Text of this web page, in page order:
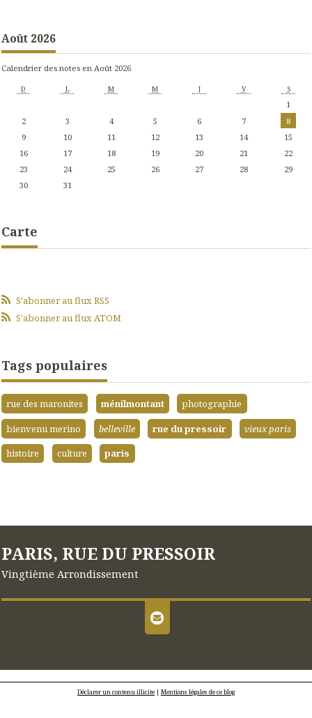
Août 2026
Calendrier des notes en Août 2026
D L M M J V S
1
2
3 4 5 6 7
8
9
10 11 12 13 14
15
16
17 18 19 20 21
22
23
24 25 26 27 28
29
30
31
Carte
S'abonner au flux RSS
S'abonner au flux ATOM
Tags populaires
rue des maronites ménilmontant
photographie
bienvenu merino
belleville rue du pressoir
vieux paris
histoire
culture paris
PARIS, RUE DU PRESSOIR
Vingtième Arrondissement
Déclarer un contenu illicite | Mentions légales de ce blog